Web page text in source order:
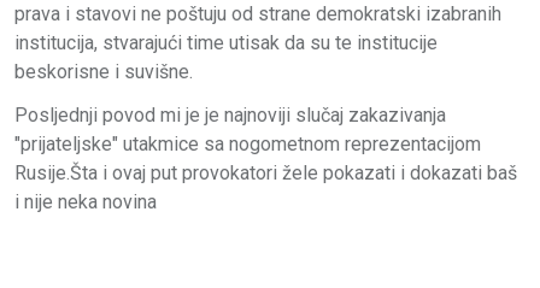
prava i stavovi ne poštuju od strane demokratski izabranih
institucija, stvarajući time utisak da su te institucije
beskorisne i suvišne.
Posljednji povod mi je je najnoviji slučaj zakazivanja
"prijateljske" utakmice sa nogometnom reprezentacijom
Rusije.Šta i ovaj put provokatori žele pokazati i dokazati baš
i nije neka novina